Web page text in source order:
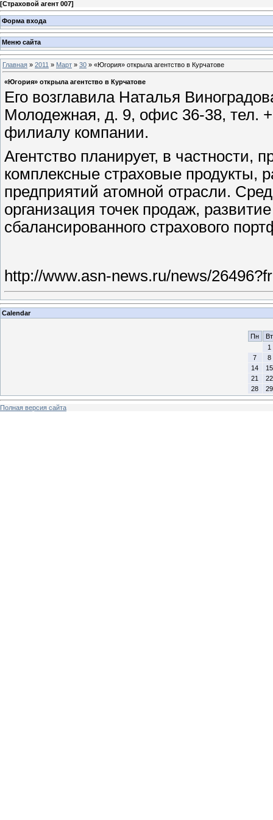
[Страховой агент 007]
Форма входа
Меню сайта
Главная » 2011 » Март » 30 » «Югория» открыла агентство в Курчатове
«Югория» открыла агентство в Курчатове
Его возглавила Наталья
Молодежная, д. 9, офис 36-38, тел.
филиалу компании.
Агентство планирует, в частности,
комплексные страховые продукты,
предприятий атомной отрасли.
организация точек продаж,
сбалансированного страхового
http://www.asn-news.ru/news/
Calendar
Пн
Вт
1
7
8
14
15
21
22
28
29
Полная версия сайта